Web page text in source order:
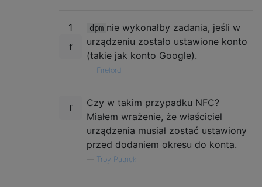
1 dpm nie wykonałby zadania, jeśli w
urządzeniu zostało ustawione konto
(takie jak konto Google).
Firelord
Czy w takim przypadku NFC?
Miałem wrażenie, że właściciel
urządzenia musiał zostać ustawiony
przed dodaniem okresu do konta.
Troy Patrick,